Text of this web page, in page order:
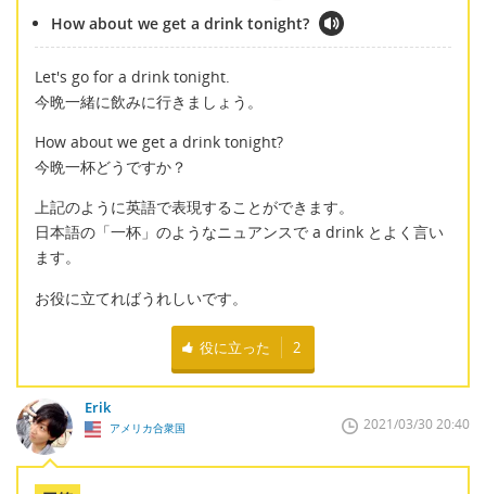
How about we get a drink tonight?
Let's go for a drink tonight.
今晩一緒に飲みに行きましょう。
How about we get a drink tonight?
今晩一杯どうですか？
上記のように英語で表現することができます。
日本語の「一杯」のようなニュアンスで a drink とよく言い
ます。
お役に立てればうれしいです。
役に立った 2
Erik
アメリカ合衆国 2021/03/30 20:40